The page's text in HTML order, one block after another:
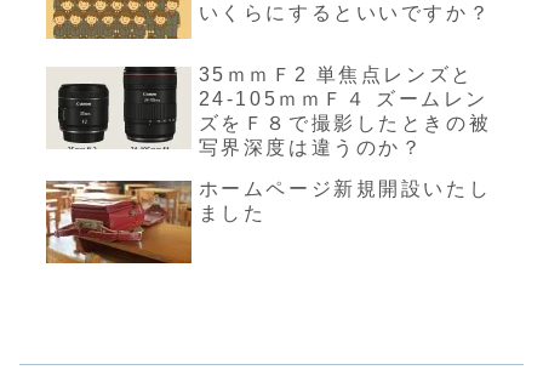
いくらにするといいですか？
35ｍｍＦ2 単焦点レンズと
24-105ｍｍＦ４ ズームレン
ズをＦ８で撮影したときの被
写界深度は違うのか？
ホームページ新規開設いたし
ました